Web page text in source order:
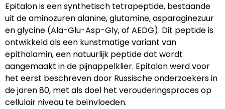
Epitalon is een synthetisch tetrapeptide, bestaande
uit de aminozuren alanine, glutamine, asparaginezuur
en glycine (Ala-Glu-Asp-Gly, of AEDG). Dit peptide is
ontwikkeld als een kunstmatige variant van
epithalamin, een natuurlijk peptide dat wordt
aangemaakt in de pijnappelklier. Epitalon werd voor
het eerst beschreven door Russische onderzoekers in
de jaren 80, met als doel het verouderingsproces op
cellulair niveau te beïnvloeden.